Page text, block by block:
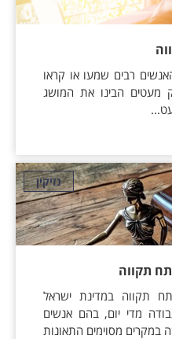
פתח תקווהאנשים רבים שמעו או קראו
38, אך רק מעטים הבינו את המושג
נזיקין
תקווה
תקווה במדינת ישראל
מדי יום, בהם אנשים
במקרים מסוימים התאונות